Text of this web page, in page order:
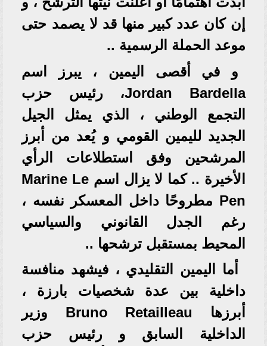
إن كان عدد كبير منها قد لا يصمد حتى
موعد الحملة الرسمية ..
و في أقصى اليمين ، يبرز اسم
Jordan Bardella، رئيس حزب
التجمع الوطني ، الذي يمثل الجيل
الجديد لليمين القومي و يُعد من أبرز
المرشحين وفق استطلاعات الرأي
الأخيرة .. كما لا يزال اسم Marine Le
Pen مطروحًا داخل المعسكر نفسه ،
رغم الجدل القانوني والسياسي
المحيط بمستقبل ترشحها ..⁠
أما اليمين التقليدي ، فيشهد منافسة
داخلية بين عدة شخصيات بارزة ،
أبرزها Bruno Retailleau وزير
الداخلية السابق و رئيس حزب